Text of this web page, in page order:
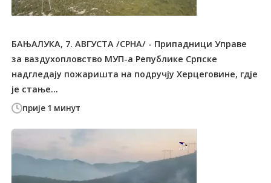
прије 1 минут
БАЊАЛУКА, 7. АВГУСТА /СРНА/ - Припадници Управе
за ваздухопловство МУП-а Републике Српске
надгледају пожаришта на подручју Херцеговине, гдје
је стање...